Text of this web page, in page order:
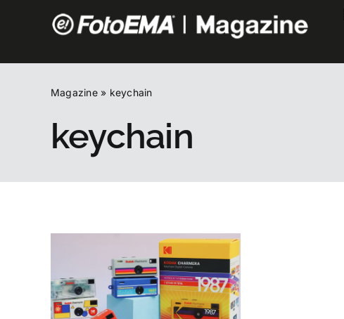
Magazine» keychain
keychain